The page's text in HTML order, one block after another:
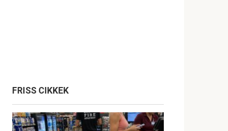
FRISS CIKKEK